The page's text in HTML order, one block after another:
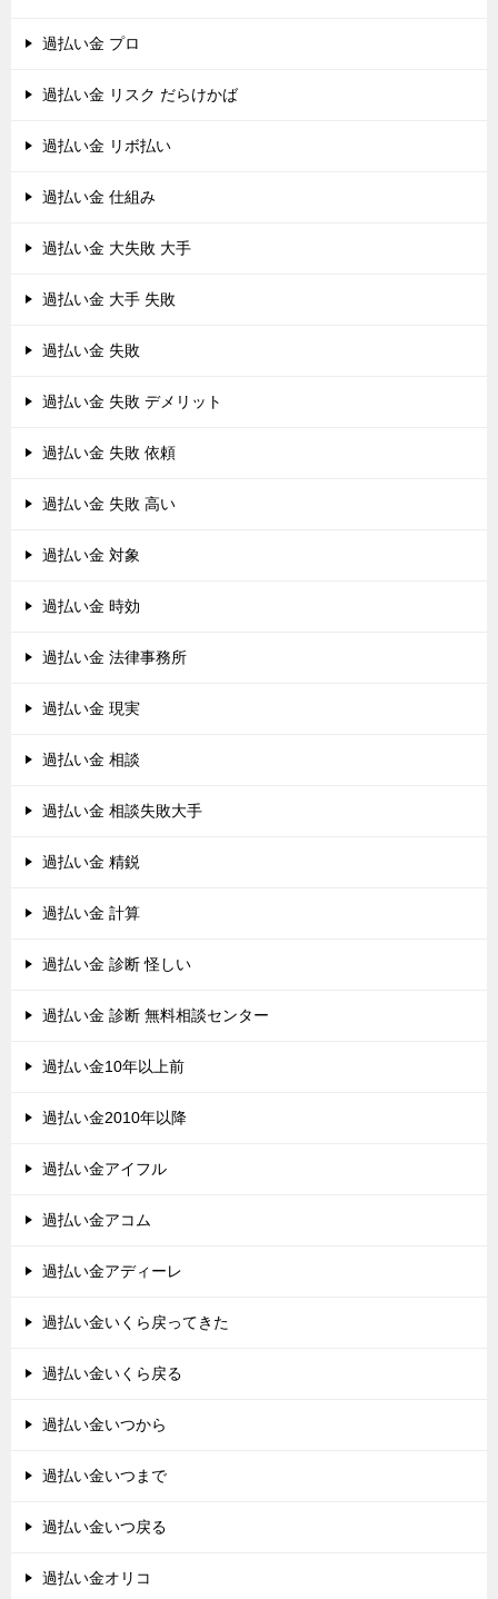
過払い金 プロ
過払い金 リスク だらけかば
過払い金 リボ払い
過払い金 仕組み
過払い金 大失敗 大手
過払い金 大手 失敗
過払い金 失敗
過払い金 失敗 デメリット
過払い金 失敗 依頼
過払い金 失敗 高い
過払い金 対象
過払い金 時効
過払い金 法律事務所
過払い金 現実
過払い金 相談
過払い金 相談失敗大手
過払い金 精鋭
過払い金 計算
過払い金 診断 怪しい
過払い金 診断 無料相談センター
過払い金10年以上前
過払い金2010年以降
過払い金アイフル
過払い金アコム
過払い金アディーレ
過払い金いくら戻ってきた
過払い金いくら戻る
過払い金いつから
過払い金いつまで
過払い金いつ戻る
過払い金オリコ